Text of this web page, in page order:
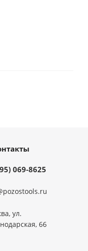
069-8625
ул.
66